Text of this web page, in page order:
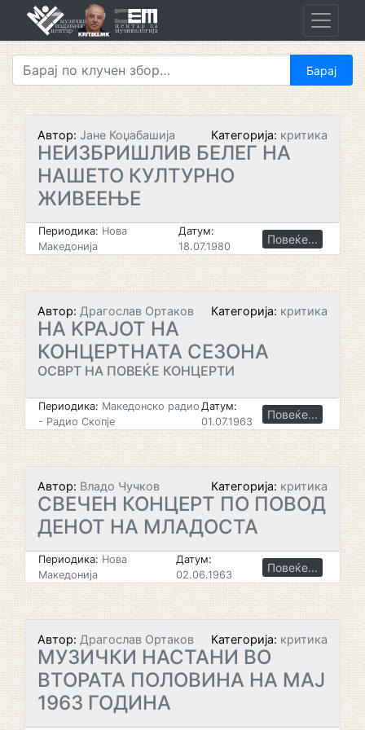
Автор: Јане Коџабашија Категорија: критика
НЕИЗБРИШЛИВ БЕЛЕГ НА
НАШЕТО КУЛТУРНО
ЖИВЕЕЊЕ
Периодика: Нова
Македонија
Датум:
18.07.1980
Повеќе...
Автор: Драгослав Ортаков Категорија: критика
HA KPAJOT HA
КОНЦЕРТНАТА CE3OHA
ОСВРТ НА ПОВЕЌЕ КОНЦЕРТИ
Периодика: Македонско радио
- Радио Скопје
Датум:
01.07.1963
Повеќе...
Автор: Владо Чучков Категорија: критика
СВЕЧЕН КОНЦЕРТ ПО ПОВОД
ДЕНОТ НА МЛАДОСТА
Периодика: Нова
Македонија
Датум:
02.06.1963
Повеќе...
Автор: Драгослав Ортаков Категорија: критика
МУЗИЧКИ НАСТАНИ BO
ВТОРАТА ПОЛОВИНА НА МАЈ
1963 ГОДИНА